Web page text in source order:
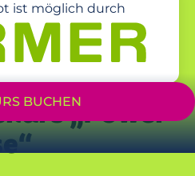
ist möglich durch
– UNTERSTÜTZT
„Power
BUCHEN